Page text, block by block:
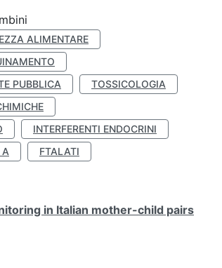
ALIMENTARE
PUBBLICA
TOSSICOLOGIA
INTERFERENTI ENDOCRINI
A
FTALATI
in Italian mother-child pairs